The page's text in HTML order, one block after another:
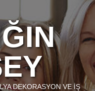
DEKORASYON VE İŞ